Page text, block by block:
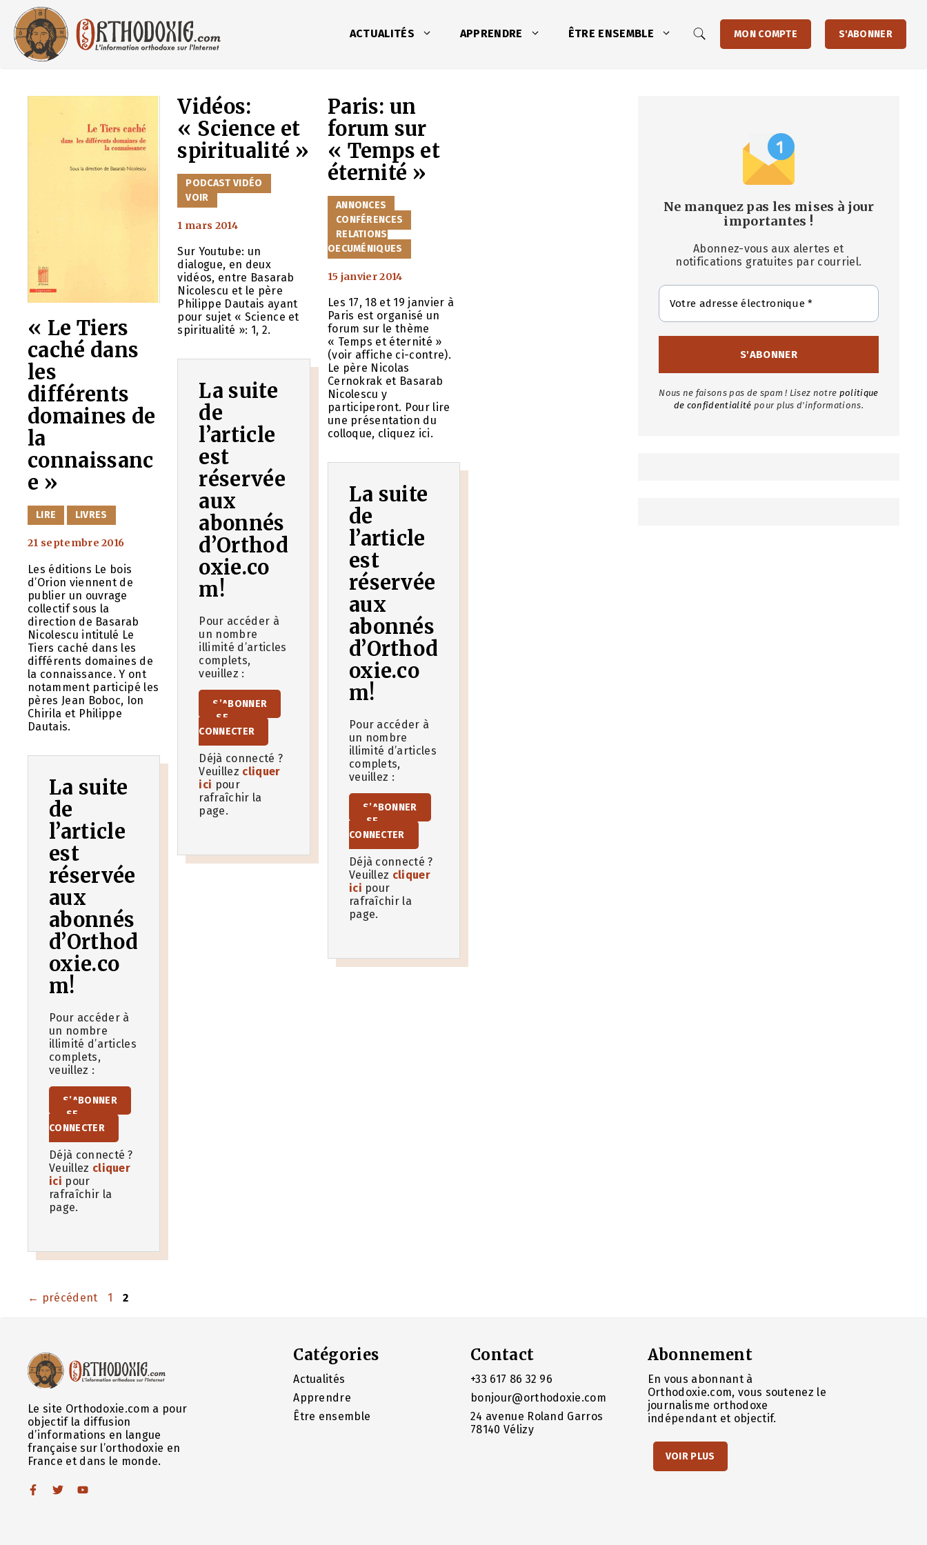
contenu
ACTUALITÉS APPRENDRE ÊTRE ENSEMBLE MON COMPTE S'ABONNER
« Le Tiers
caché dans
les
différents
domaines de
la
connaissanc
e »
CATÉGORIES
LIRE LIVRES
21 septembre 2016
Les éditions Le bois
d’Orion viennent de
publier un ouvrage
collectif sous la
direction de Basarab
Nicolescu intitulé Le
Tiers caché dans les
différents domaines de
la connaissance. Y ont
notamment participé les
pères Jean Boboc, Ion
Chirila et Philippe
Dautais.
La suite
de
l’article
est
réservée
aux
abonnés
d’Orthod
oxie.co
m!
Pour accéder à
un nombre
illimité d’articles
complets,
veuillez :
S’ABONNER
SE
CONNECTER
Déjà connecté ?
Veuillez cliquer
ici pour
rafraîchir la
page.
Vidéos:
« Science et
spiritualité »
CATÉGORIES
PODCAST VIDÉO
VOIR
1 mars 2014
Sur Youtube: un
dialogue, en deux
vidéos, entre Basarab
Nicolescu et le père
Philippe Dautais ayant
pour sujet « Science et
spiritualité »: 1, 2.
La suite
de
l’article
est
réservée
aux
abonnés
d’Orthod
oxie.co
m!
Pour accéder à
un nombre
illimité d’articles
complets,
veuillez :
S’ABONNER
SE
CONNECTER
Déjà connecté ?
Veuillez cliquer
ici pour
rafraîchir la
page.
Paris: un
forum sur
« Temps et
éternité »
CATÉGORIES
ANNONCES
CONFÉRENCES
RELATIONS
OECUMÉNIQUES
15 janvier 2014
Les 17, 18 et 19 janvier à
Paris est organisé un
forum sur le thème
« Temps et éternité »
(voir affiche ci-contre).
Le père Nicolas
Cernokrak et Basarab
Nicolescu y
participeront. Pour lire
une présentation du
colloque, cliquez ici.
La suite
de
l’article
est
réservée
aux
abonnés
d’Orthod
oxie.co
m!
Pour accéder à
un nombre
illimité d’articles
complets,
veuillez :
S’ABONNER
SE
CONNECTER
Déjà connecté ?
Veuillez cliquer
ici pour
rafraîchir la
page.
← précédent Page
1 Page
2
Ne manquez pas les mises à jour
importantes !
Abonnez-vous aux alertes et
notifications gratuites par courriel.
Nous ne faisons pas de spam ! Lisez notre politique
de confidentialité pour plus d'informations.
Le site Orthodoxie.com a pour
objectif la diffusion
d’informations en langue
française sur l’orthodoxie en
France et dans le monde.
Catégories
Actualités
Apprendre
Être ensemble
Contact
+33 617 86 32 96
bonjour@orthodoxie.com
24 avenue Roland Garros
78140 Vélizy
Abonnement
En vous abonnant à
Orthodoxie.com, vous soutenez le
journalisme orthodoxe
indépendant et objectif.
VOIR PLUS